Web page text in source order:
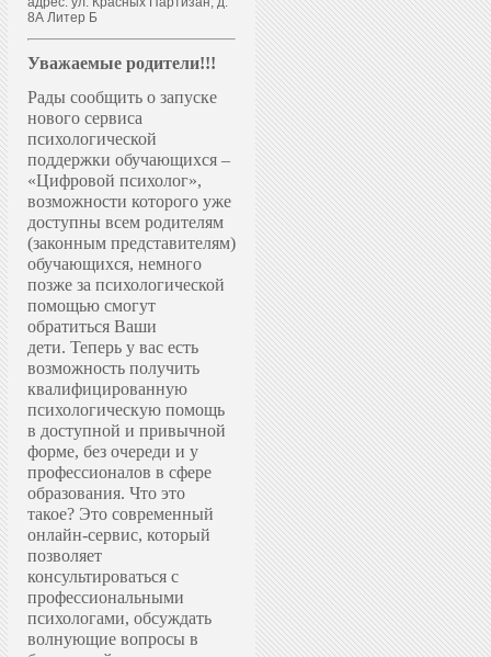
8А Литер Б
Уважаемые родители!!!
Рады сообщить о запуске
нового сервиса
психологической
поддержки обучающихся –
«Цифровой психолог»,
возможности которого уже
доступны всем родителям
(законным представителям)
обучающихся, немного
позже за психологической
помощью смогут
обратиться Ваши
дети. Теперь у вас есть
возможность получить
квалифицированную
психологическую помощь
в доступной и привычной
форме, без очереди и у
профессионалов в сфере
образования. Что это
такое? Это современный
онлайн-сервис, который
позволяет
консультироваться с
профессиональными
психологами, обсуждать
волнующие вопросы в